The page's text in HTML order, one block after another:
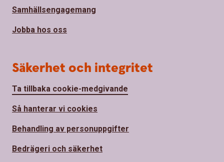
Samhällsengagemang
Jobba hos oss
Säkerhet och integritet
Ta tillbaka cookie-medgivande
Så hanterar vi cookies
Behandling av personuppgifter
Bedrägeri och säkerhet